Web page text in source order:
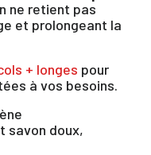
ne retient pas
et prolongeant la
+ longes pour
à vos besoins.
savon doux,
SE